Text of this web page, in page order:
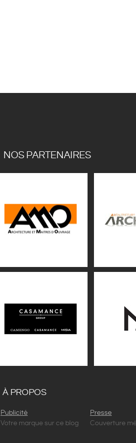
NOS PARTENAIRES
À PROPOS
Publicité
Votre marque sur ce blog
Presse
Couverture